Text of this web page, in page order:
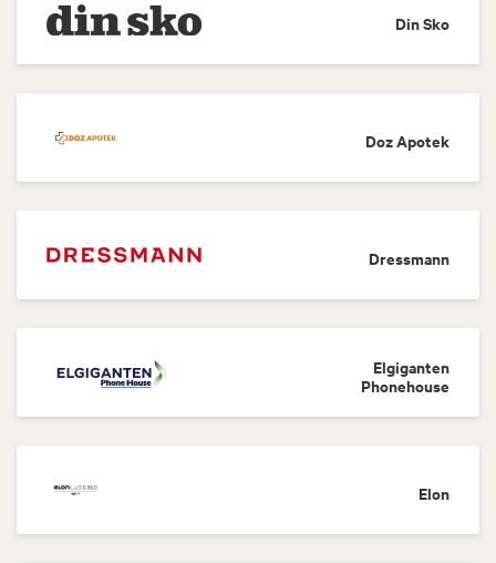
Din Sko
Doz Apotek
Dressmann
Elgiganten
Phonehouse
Elon